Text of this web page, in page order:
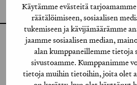
Käytämme evästeitä
räätälöimiseen, sosiaalisen
tukemiseen ja kävijämäärämme
jaamme sosiaalisen median,
alan kumppaneillemme tietoja
sivustoamme. Kumppanimme
tietoja muihin tietoihin, joita olet
INSTAGRAM
LINKEDIN